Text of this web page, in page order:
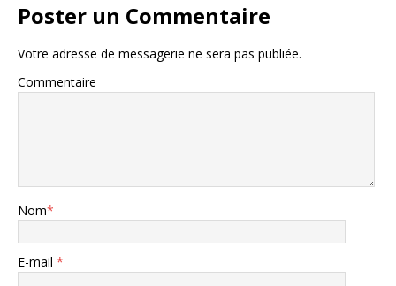
Poster un Commentaire
Votre adresse de messagerie ne sera pas publiée.
Commentaire
Nom*
E-mail *